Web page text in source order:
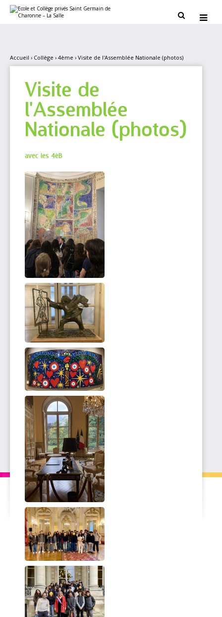
contenu.
personnels
 
Accueil › Collège › 4ème › Visite de l'Assemblée Nationale (photos)
Visite de
l'Assemblée
Nationale (photos)
avec les 4èB